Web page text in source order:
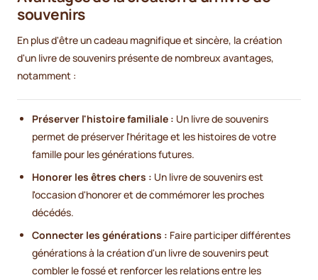
souvenirs
En plus d'être un cadeau magnifique et sincère, la création
d'un livre de souvenirs présente de nombreux avantages,
notamment :
Préserver l'histoire familiale : Un livre de souvenirs
permet de préserver l'héritage et les histoires de votre
famille pour les générations futures.
Honorer les êtres chers : Un livre de souvenirs est
l'occasion d'honorer et de commémorer les proches
décédés.
Connecter les générations : Faire participer différentes
générations à la création d'un livre de souvenirs peut
combler le fossé et renforcer les relations entre les